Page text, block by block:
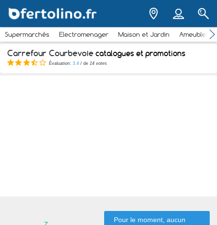
Supermarchés Electromenager Maison et Jardin
Carrefour Courbevoie catalogues et promotions
Évaluation: 3.4 / de 14 votes
Pour le moment, aucun